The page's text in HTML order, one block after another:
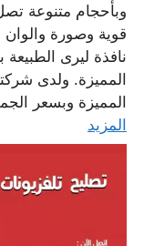
قوية وصورة
نافذة ليرى الطبيعة
المميزة. ولدى
المميزة وبسعر
المزيد